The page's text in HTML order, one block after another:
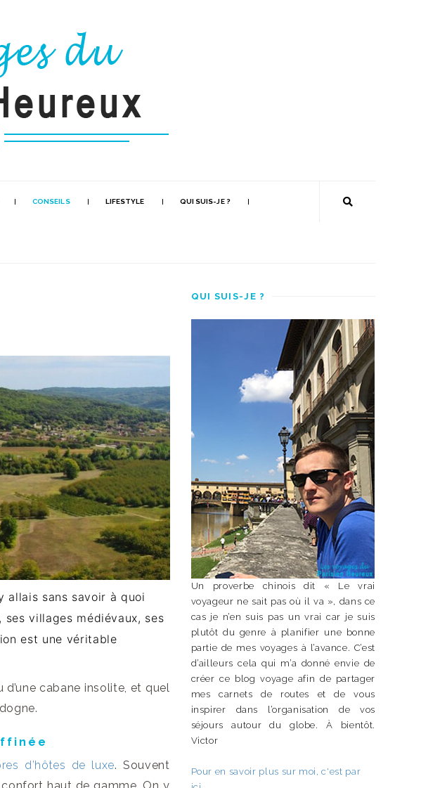
CONSEILS LIFESTYLE QUI SUIS-JE ?
allais sans savoir à quoi
villages médiévaux, ses
est une véritable
d’une cabane insolite, et quel
d’hôtes de luxe. Souvent
QUI SUIS-JE ?
Un proverbe chinois dit « Le vrai
voyageur ne sait pas où il va », dans ce
cas je n’en suis pas un vrai car je suis
plutôt du genre à planifier une bonne
partie de mes voyages à l’avance. C’est
d’ailleurs cela qui m’a donné envie de
créer ce blog voyage afin de partager
mes carnets de routes et de vous
inspirer dans l’organisation de vos
séjours autour du globe. À bientôt.
Victor
Pour en savoir plus sur moi, c'est par